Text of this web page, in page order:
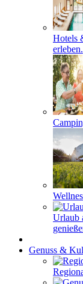
Hotels
erleben.
Urlaub
Genuss &